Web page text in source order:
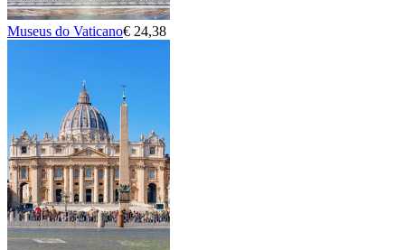
Museus do Vaticano€ 24,38